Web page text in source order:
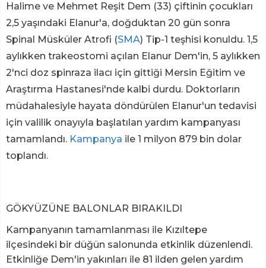
Halime ve Mehmet Reşit Dem (33) çiftinin çocukları
2,5 yaşındaki Elanur'a, doğduktan 20 gün sonra
Spinal Müsküler Atrofi (SMA) Tip-1 teşhisi konuldu. 1,5
aylıkken trakeostomi açılan Elanur Dem'in, 5 aylıkken
2'nci doz spinraza ilacı için gittiği Mersin Eğitim ve
Araştırma Hastanesi'nde kalbi durdu. Doktorların
müdahalesiyle hayata döndürülen Elanur'un tedavisi
için valilik onayıyla başlatılan yardım kampanyası
tamamlandı. Kampanya ile 1 milyon 879 bin dolar
toplandı.
GÖKYÜZÜNE BALONLAR BIRAKILDI
Kampanyanın tamamlanması ile Kızıltepe
ilçesindeki bir düğün salonunda etkinlik düzenlendi.
Etkinliğe Dem'in yakınları ile 81 ilden gelen yardım